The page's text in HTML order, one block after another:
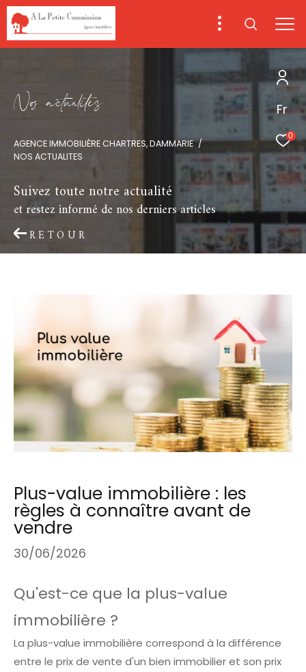
Fr
0
No actuaiés
AGENCE IMMOBILIÈRE CHARTRES, DAMMARIE
NOS ACTUALITES
Suivez toute notre actualité
et restez informé de nos derniers articles
RETOUR
Plus-value immobilière : les
règles à connaître avant de
vendre
30/06/2026
Qu'est-ce que la plus-value
immobilière ?
La plus-value immobilière correspond à la différence
entre le prix de vente d'un bien immobilier et son prix